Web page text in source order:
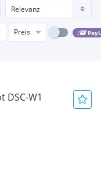
Preis
DSC-W1